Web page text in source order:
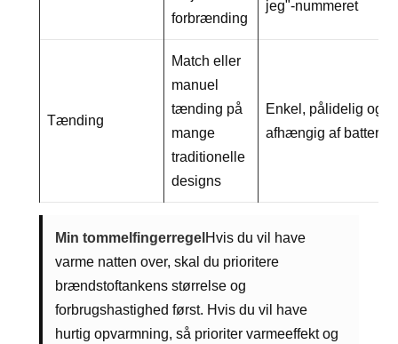
forbrænding
jeg"-nummeret
Tænding
Match eller
manuel
tænding på
mange
traditionelle
designs
Enkel, pålidelig og
afhængig af batterier
Min tommelfingerregel Hvis du vil have
varme natten over, skal du prioritere
brændstoftankens størrelse og
forbrugshastighed først. Hvis du vil have
hurtig opvarmning, så prioriter varmeeffekt og